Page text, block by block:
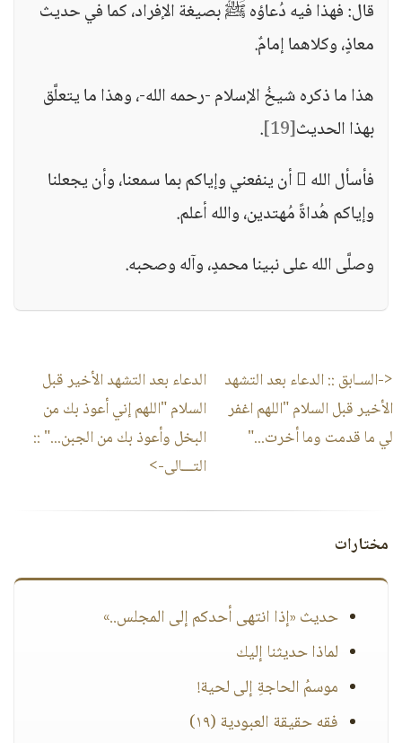
قال: فهذا فيه دُعاؤه ﷺ بصيغة الإفراد، كما في حديث
معاذٍ، وكلاهما إمامٌ.
هذا ما ذكره شيخُ الإسلام -رحمه الله-، وهذا ما يتعلَّق
بهذا الحديث[19]
.
فأسأل الله  أن ينفعني وإياكم بما سمعنا، وأن يجعلنا
وإياكم هُداةً مُهتدين، والله أعلم.
وصلَّى الله على نبينا محمدٍ، وآله وصحبه.
<-السـابق ::الدعاء بعد التشهد
الأخير قبل السلام "اللهم اغفر
لي ما قدمت وما أخرت..."
الدعاء بعد التشهد الأخير قبل
السلام "اللهم إني أعوذ بك من
البخل وأعوذ بك من الجبن..." ::
التـــالى->
مختارات
حديث «إذا انتهى أحدكم إلى المجلس..»
لماذا حديثنا إليك
موسمُ الحاجةِ إلى لحية!
فقه حقيقة العبودية (١٩)